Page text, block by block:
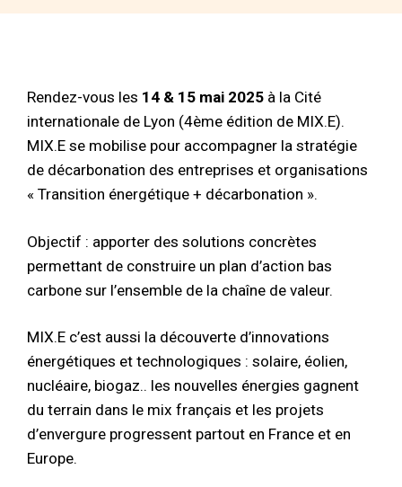
Rendez-vous les 14 & 15 mai 2025 à la Cité
internationale de Lyon (4ème édition de MIX.E).
MIX.E se mobilise pour accompagner la stratégie
de décarbonation des entreprises et organisations
« Transition énergétique + décarbonation ».
Objectif : apporter des solutions concrètes
permettant de construire un plan d’action bas
carbone sur l’ensemble de la chaîne de valeur.
MIX.E c’est aussi la découverte d’innovations
énergétiques et technologiques : solaire, éolien,
nucléaire, biogaz.. les nouvelles énergies gagnent
du terrain dans le mix français et les projets
d’envergure progressent partout en France et en
Europe.